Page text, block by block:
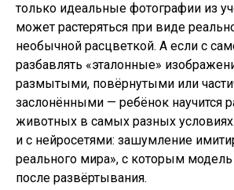
только идеальные фотографии из
может растеряться при виде
необычной расцветкой. А если с
разбавлять «эталонные»
размытыми, повёрнутыми или
заслонёнными — ребёнок научится
животных в самых разных
и с нейросетями: зашумление
реального мира», с которым модель
после развёртывания.